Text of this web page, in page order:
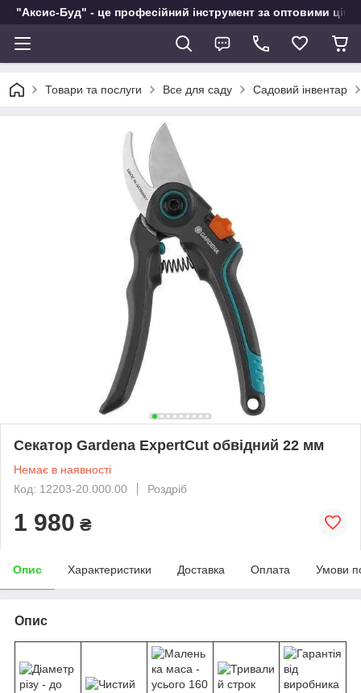
"Аксис-Буд" - це професійний інструмент за оптовими
Товари та послуги Все для саду Садовий інвентар
Секатор Gardena ExpertCut обвідний 22 мм
Немає в наявності
Код: 12203-20.000.00
Роздріб
1 980 ₴
Опис Характеристики Доставка Оплата Умови
Опис